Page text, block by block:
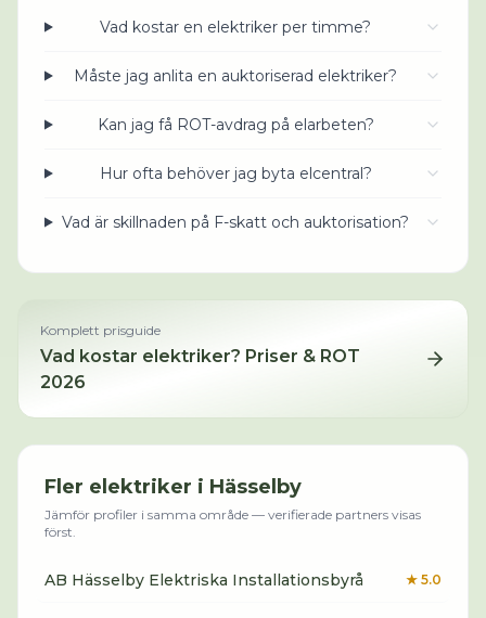
Vad kostar en elektriker per timme?
Måste jag anlita en auktoriserad elektriker?
Kan jag få ROT-avdrag på elarbeten?
Hur ofta behöver jag byta elcentral?
Vad är skillnaden på F-skatt och auktorisation?
Komplett prisguide
Vad kostar elektriker? Priser & ROT
2026
Fler elektriker i Hässelby
Jämför profiler i samma område — verifierade partners visas
först.
AB Hässelby Elektriska Installationsbyrå ★ 5.0